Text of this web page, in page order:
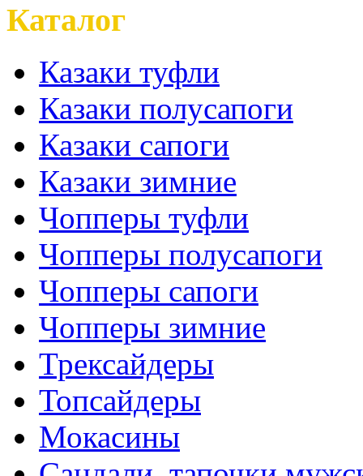
Каталог
Казаки туфли
Казаки полусапоги
Казаки сапоги
Казаки зимние
Чопперы туфли
Чопперы полусапоги
Чопперы сапоги
Чопперы зимние
Трексайдеры
Топсайдеры
Мокасины